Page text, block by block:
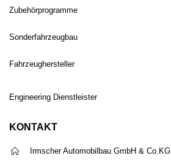
Zubehörprogramme
Sonderfahrzeugbau
Fahrzeughersteller
Engineering Dienstleister
KONTAKT
Irmscher Automobilbau GmbH & Co.KG